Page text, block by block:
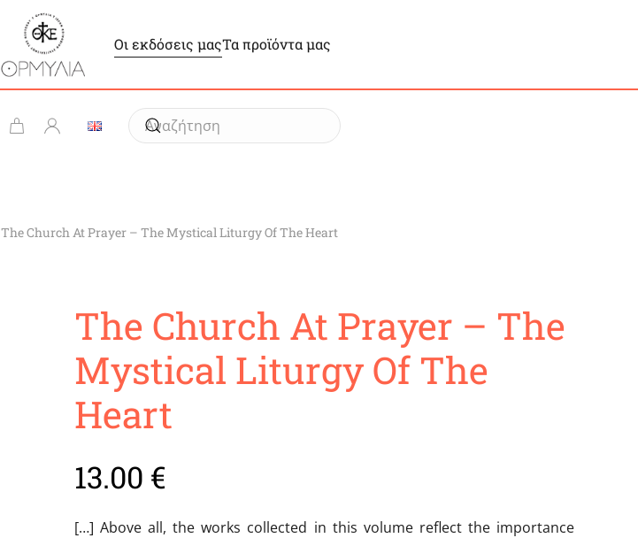
Οι εκδόσεις μαςΤα προϊόντα μας
The Church At Prayer – The Mystical Liturgy Of The Heart
The Church At Prayer – The
Mystical Liturgy Of The
Heart
13.00 €
[…] Αbove all, the works collected in this volume reflect the importance